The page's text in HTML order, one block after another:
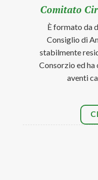
Comitato
È formato da
Consiglio di
stabilmente
Consorzio ed
aventi